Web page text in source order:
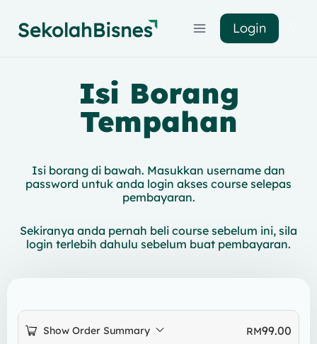
Login
Isi Borang
Tempahan
Isi borang di bawah. Masukkan username dan
password untuk anda login akses course selepas
pembayaran.
Sekiranya anda pernah beli course sebelum ini, sila
login terlebih dahulu sebelum buat pembayaran.
Show Order Summary RM99.00